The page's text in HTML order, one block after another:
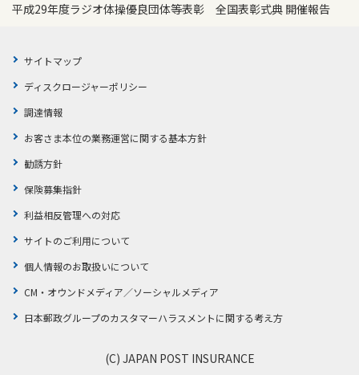
平成29年度ラジオ体操優良団体等表彰 全国表彰式典 開催報告
サイトマップ
ディスクロージャーポリシー
調達情報
お客さま本位の業務運営に関する基本方針
勧誘方針
保険募集指針
利益相反管理への対応
サイトのご利用について
個人情報のお取扱いについて
CM・オウンドメディア／ソーシャルメディア
日本郵政グループのカスタマーハラスメントに関する考え方
(C) JAPAN POST INSURANCE